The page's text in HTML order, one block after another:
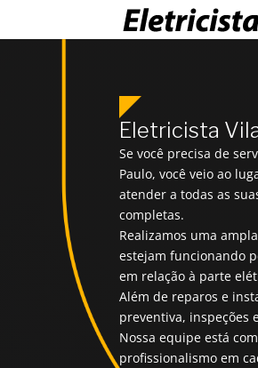
Eletricista
Se você precisa de
Paulo, você veio ao
atender a todas as
completas.
Realizamos uma
estejam funcionando
em relação à parte
Além de reparos e
preventiva, inspeções
Nossa equipe está
profissionalismo em